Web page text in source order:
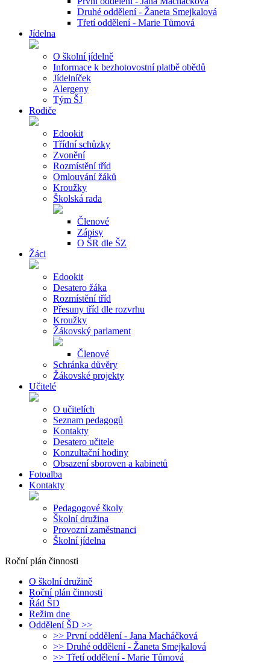
Druhé oddělení - Žaneta Smejkalová
Třetí oddělení - Marie Tůmová
Jídelna
O školní jídelně
Informace k bezhotovostní platbě obědů
Jídelníček
Alergeny
Tým ŠJ
Rodiče
Edookit
Třídní schůzky
Zvonění
Rozmístění tříd
Omlouvání žáků
Kroužky
Školská rada
Členové
Zápisy
O ŠR dle ŠZ
Žáci
Edookit
Desatero žáka
Rozmístění tříd
Přesuny tříd dle rozvrhu
Kroužky
Žákovský parlament
Členové
Schránka důvěry
Žákovské projekty
Učitelé
O učitelích
Seznam pedagogů
Kontakty
Desatero učitele
Konzultační hodiny
Obsazení sboroven a kabinetů
Fotoalba
Kontakty
Pedagogové školy
Školní družina
Provozní zaměstnanci
Školní jídelna
Roční plán činnosti
O školní družině
Roční plán činnosti
Řád ŠD
Režim dne
Oddělení ŠD >>
>> První oddělení - Jana Macháčková
>> Druhé oddělení - Žaneta Smejkalová
>> Třetí oddělení - Marie Tůmová